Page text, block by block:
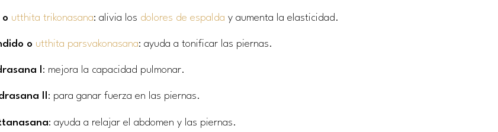
o utthita trikonasana: alivia los dolores de espalda y aumenta la elasticidad.
o utthita parsvakonasana: ayuda a tonificar las piernas.
I : mejora la capacidad pulmonar.
II : para ganar fuerza en las piernas.
: ayuda a relajar el abdomen y las piernas.